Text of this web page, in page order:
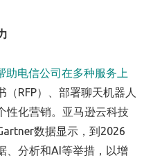
助电信公司在多种服务上
（RFP）、部署聊天机器人
性化营销。亚马逊云科技
数据显示，到2026
、分析和AI等举措，以增